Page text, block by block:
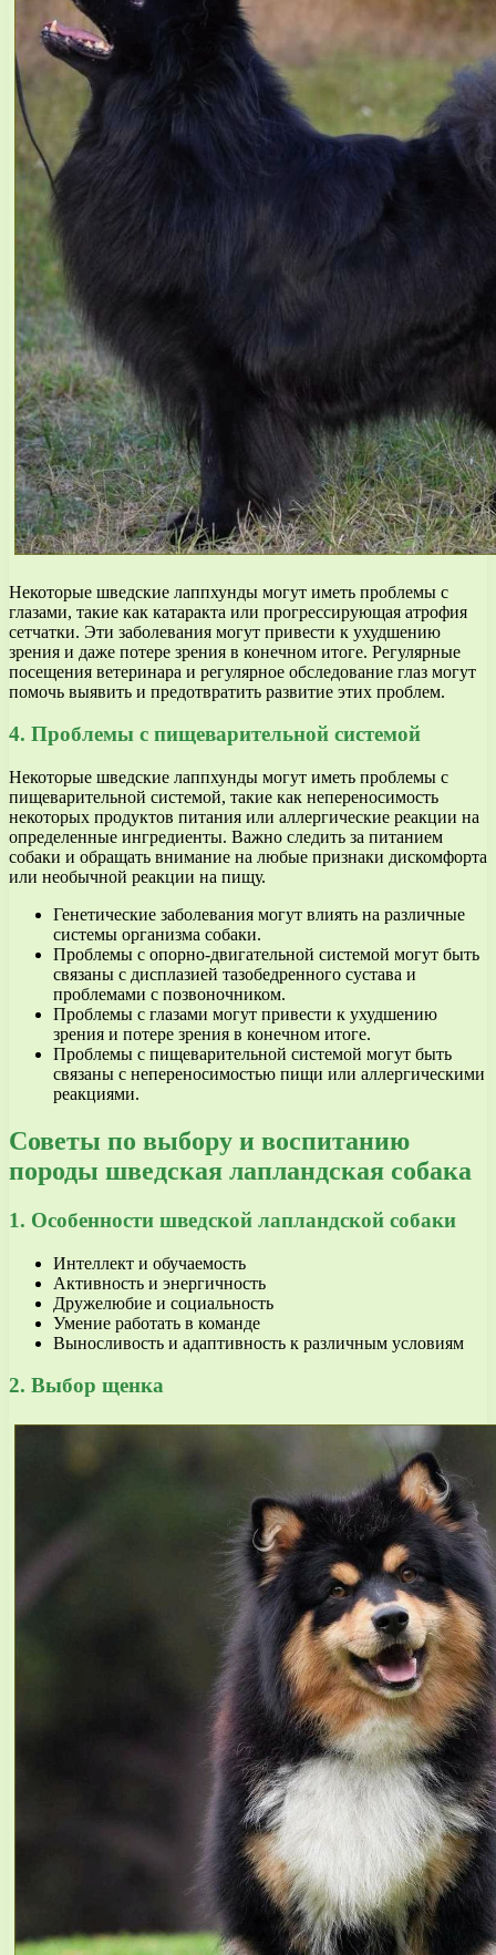
Некоторые шведские лаппхунды могут иметь проблемы с
глазами, такие как катаракта или прогрессирующая атрофия
сетчатки. Эти заболевания могут привести к ухудшению
зрения и даже потере зрения в конечном итоге. Регулярные
посещения ветеринара и регулярное обследование глаз могут
помочь выявить и предотвратить развитие этих проблем.
4. Проблемы с пищеварительной системой
Некоторые шведские лаппхунды могут иметь проблемы с
пищеварительной системой, такие как непереносимость
некоторых продуктов питания или аллергические реакции на
определенные ингредиенты. Важно следить за питанием
собаки и обращать внимание на любые признаки дискомфорта
или необычной реакции на пищу.
Генетические заболевания могут влиять на различные
системы организма собаки.
Проблемы с опорно-двигательной системой могут быть
связаны с дисплазией тазобедренного сустава и
проблемами с позвоночником.
Проблемы с глазами могут привести к ухудшению
зрения и потере зрения в конечном итоге.
Проблемы с пищеварительной системой могут быть
связаны с непереносимостью пищи или аллергическими
реакциями.
Советы по выбору и воспитанию
породы шведская лапландская собака
1. Особенности шведской лапландской собаки
Интеллект и обучаемость
Активность и энергичность
Дружелюбие и социальность
Умение работать в команде
Выносливость и адаптивность к различным условиям
2. Выбор щенка